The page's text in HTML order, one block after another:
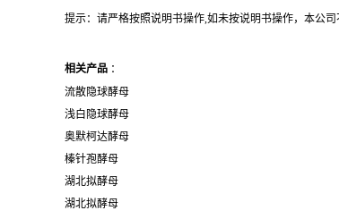
提示：请严格按照说明书操作,如未按说明书操作，本公司
相关产品 ：
流散隐球酵母
浅白隐球酵母
奥默柯达酵母
榛针孢酵母
湖北拟酵母
湖北拟酵母